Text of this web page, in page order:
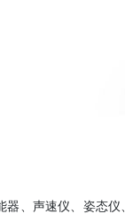
器、声速仪、姿态